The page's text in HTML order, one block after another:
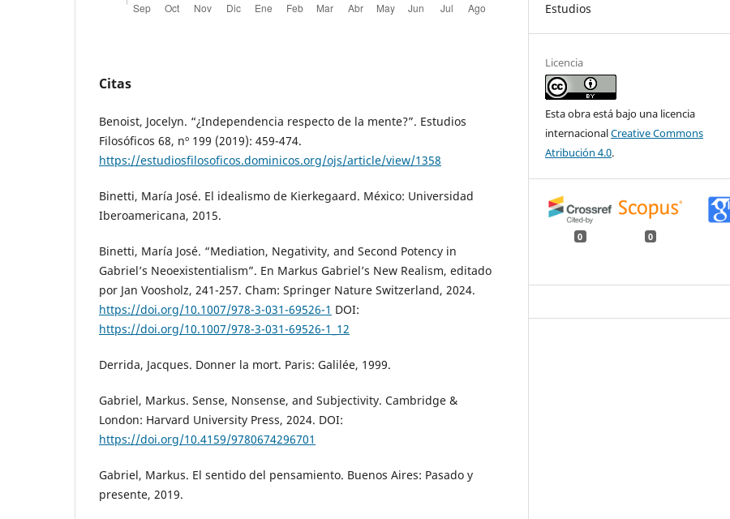
Citas
Benoist, Jocelyn. “¿Independencia respecto de la mente?”. Estudios
Filosóficos 68, nº 199 (2019): 459-474.
https://estudiosfilosoficos.dominicos.org/ojs/article/view/1358
Binetti, María José. El idealismo de Kierkegaard. México: Universidad
Iberoamericana, 2015.
Binetti, María José. “Mediation, Negativity, and Second Potency in
Gabriel’s Neoexistentialism”. En Markus Gabriel’s New Realism, editado
por Jan Voosholz, 241-257. Cham: Springer Nature Switzerland, 2024.
https://doi.org/10.1007/978-3-031-69526-1 DOI:
https://doi.org/10.1007/978-3-031-69526-1_12
Derrida, Jacques. Donner la mort. Paris: Galilée, 1999.
Gabriel, Markus. Sense, Nonsense, and Subjectivity. Cambridge &
London: Harvard University Press, 2024. DOI:
https://doi.org/10.4159/9780674296701
Gabriel, Markus. El sentido del pensamiento. Buenos Aires: Pasado y
presente, 2019.
Estudios
Licencia
Esta obra está bajo una licencia
internacionalCreative Commons
Atribución 4.0.
0 0